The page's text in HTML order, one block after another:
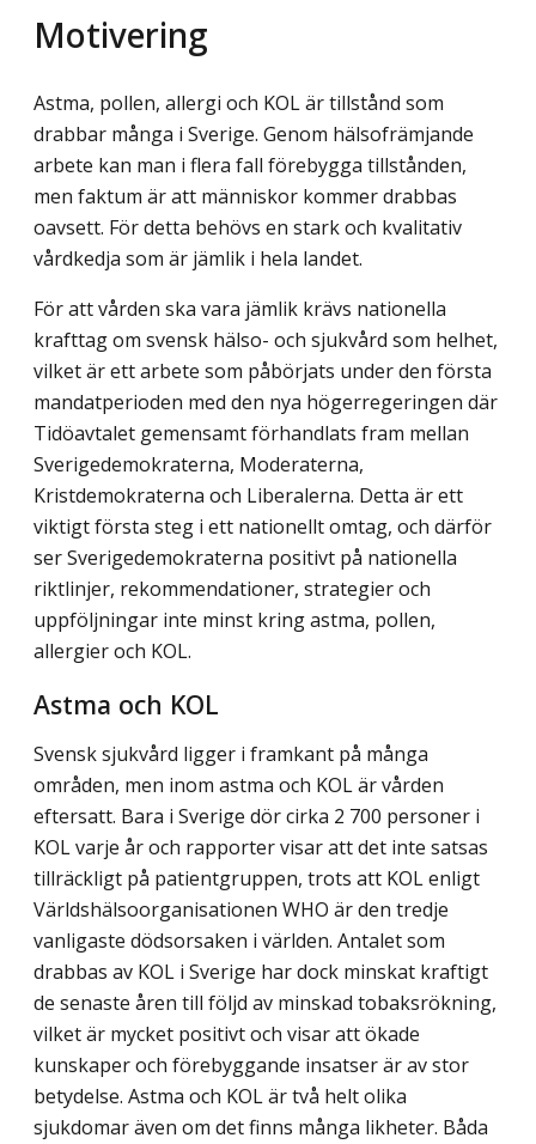
Motivering
Astma, pollen, allergi och KOL är tillstånd som
drabbar många i Sverige. Genom hälsofrämjande
arbete kan man i flera fall förebygga tillstånden,
men faktum är att människor kommer drabbas
oavsett. För detta behövs en stark och kvalitativ
vårdkedja som är jämlik i hela landet.
För att vården ska vara jämlik krävs nationella
krafttag om svensk hälso- och sjuk­vård som helhet,
vilket är ett arbete som påbörjats under den första
mandatperioden med den nya högerregeringen där
Tidöavtalet gemensamt förhandlats fram mellan
Sverige­demokraterna, Moderaterna,
Kristdemokraterna och Liberalerna. Detta är ett
viktigt första steg i ett nationellt omtag, och därför
ser Sverigedemokraterna positivt på natio­nella
riktlinjer, rekommendationer, strategier och
uppföljningar inte minst kring astma, pollen,
allergier och KOL.
Astma och KOL
Svensk sjukvård ligger i framkant på många
områden, men inom astma och KOL är vården
eftersatt. Bara i Sverige dör cirka 2 700 personer i
KOL varje år och rapporter visar att det inte satsas
tillräckligt på patientgruppen, trots att KOL enligt
Världshälso­organisationen WHO är den tredje
vanligaste dödsorsaken i världen. Antalet som
drabbas av KOL i Sverige har dock minskat kraftigt
de senaste åren till följd av minskad tobaks­rökning,
vilket är mycket positivt och visar att ökade
kunskaper och förebyggande insatser är av stor
betydelse. Astma och KOL är två helt olika
sjukdomar även om det finns många likheter. Båda